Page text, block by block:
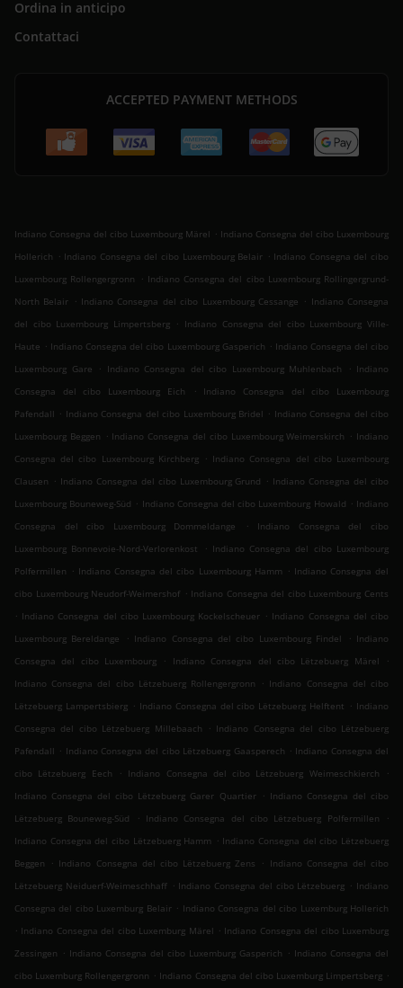
Ordina in anticipo
Contattaci
ACCEPTED PAYMENT METHODS
Indiano Consegna del cibo Luxembourg Märel . Indiano Consegna del cibo Luxembourg
Hollerich . Indiano Consegna del cibo Luxembourg Belair . Indiano Consegna del cibo
Luxembourg Rollengergronn
. Indiano Consegna del cibo Luxembourg Rollingergrund-
North Belair . Indiano Consegna del cibo Luxembourg Cessange . Indiano Consegna
del cibo Luxembourg Limpertsberg . Indiano Consegna del cibo Luxembourg Ville-
Haute . Indiano Consegna del cibo Luxembourg Gasperich . Indiano Consegna del cibo
Luxembourg Gare
. Indiano Consegna del cibo Luxembourg Muhlenbach . Indiano
Consegna del cibo Luxembourg Eich
.
Indiano Consegna del cibo Luxembourg
Pafendall . Indiano Consegna del cibo Luxembourg Bridel . Indiano Consegna del cibo
Luxembourg Beggen . Indiano Consegna del cibo Luxembourg Weimerskirch . Indiano
Consegna del cibo Luxembourg Kirchberg . Indiano Consegna del cibo Luxembourg
Clausen . Indiano Consegna del cibo Luxembourg Grund . Indiano Consegna del cibo
Luxembourg Bouneweg-Süd . Indiano Consegna del cibo Luxembourg Howald . Indiano
Consegna del cibo Luxembourg Dommeldange
.
Indiano Consegna del cibo
Luxembourg Bonnevoie-Nord-Verlorenkost
. Indiano Consegna del cibo Luxembourg
Polfermillen . Indiano Consegna del cibo Luxembourg Hamm . Indiano Consegna del
cibo Luxembourg Neudorf-Weimershof . Indiano Consegna del cibo Luxembourg Cents
. Indiano Consegna del cibo Luxembourg Kockelscheuer . Indiano Consegna del cibo
Luxembourg Bereldange
. Indiano Consegna del cibo Luxembourg Findel . Indiano
Consegna del cibo Luxembourg
. Indiano Consegna del cibo Lëtzebuerg Märel
.
Indiano Consegna del cibo Lëtzebuerg Rollengergronn
. Indiano Consegna del cibo
Lëtzebuerg Lampertsbierg . Indiano Consegna del cibo Lëtzebuerg Helftent . Indiano
Consegna del cibo Lëtzebuerg Millebaach
. Indiano Consegna del cibo Lëtzebuerg
Pafendall . Indiano Consegna del cibo Lëtzebuerg Gaasperech . Indiano Consegna del
cibo Lëtzebuerg Eech
. Indiano Consegna del cibo Lëtzebuerg Weimeschkierch
.
Indiano Consegna del cibo Lëtzebuerg Garer Quartier
. Indiano Consegna del cibo
Lëtzebuerg Bouneweg-Süd
. Indiano Consegna del cibo Lëtzebuerg Polfermillen
.
Indiano Consegna del cibo Lëtzebuerg Hamm . Indiano Consegna del cibo Lëtzebuerg
Beggen
. Indiano Consegna del cibo Lëtzebuerg Zens . Indiano Consegna del cibo
Lëtzebuerg Neiduerf-Weimeschhaff . Indiano Consegna del cibo Lëtzebuerg . Indiano
Consegna del cibo Luxemburg Belair . Indiano Consegna del cibo Luxemburg Hollerich
. Indiano Consegna del cibo Luxemburg Märel . Indiano Consegna del cibo Luxemburg
Zessingen . Indiano Consegna del cibo Luxemburg Gasperich . Indiano Consegna del
cibo Luxemburg Rollengergronn . Indiano Consegna del cibo Luxemburg Limpertsberg .